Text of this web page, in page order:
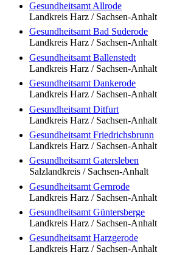
Gesundheitsamt Allrode
Landkreis Harz / Sachsen-Anhalt
Gesundheitsamt Bad Suderode
Landkreis Harz / Sachsen-Anhalt
Gesundheitsamt Ballenstedt
Landkreis Harz / Sachsen-Anhalt
Gesundheitsamt Dankerode
Landkreis Harz / Sachsen-Anhalt
Gesundheitsamt Ditfurt
Landkreis Harz / Sachsen-Anhalt
Gesundheitsamt Friedrichsbrunn
Landkreis Harz / Sachsen-Anhalt
Gesundheitsamt Gatersleben
Salzlandkreis / Sachsen-Anhalt
Gesundheitsamt Gernrode
Landkreis Harz / Sachsen-Anhalt
Gesundheitsamt Güntersberge
Landkreis Harz / Sachsen-Anhalt
Gesundheitsamt Harzgerode
Landkreis Harz / Sachsen-Anhalt